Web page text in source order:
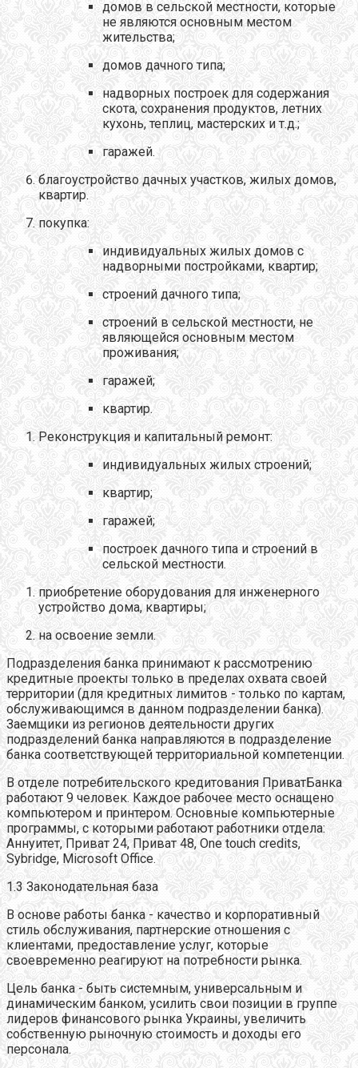
домов в сельской местности, которые
не являются основным местом
жительства;
домов дачного типа;
надворных построек для содержания
скота, сохранения продуктов, летних
кухонь, теплиц, мастерских и т.д.;
гаражей.
благоустройство дачных участков, жилых домов,
квартир.
покупка:
индивидуальных жилых домов с
надворными постройками, квартир;
строений дачного типа;
строений в сельской местности, не
являющейся основным местом
проживания;
гаражей;
квартир.
Реконструкция и капитальный ремонт:
индивидуальных жилых строений;
квартир;
гаражей;
построек дачного типа и строений в
сельской местности.
приобретение оборудования для инженерного
устройство дома, квартиры;
на освоение земли.
Подразделения банка принимают к рассмотрению
кредитные проекты только в пределах охвата своей
территории (для кредитных лимитов - только по картам,
обслуживающимся в данном подразделении банка).
Заемщики из регионов деятельности других
подразделений банка направляются в подразделение
банка соответствующей территориальной компетенции.
В отделе потребительского кредитования ПриватБанка
работают 9 человек. Каждое рабочее место оснащено
компьютером и принтером. Основные компьютерные
программы, с которыми работают работники отдела:
Аннуитет, Приват 24, Приват 48, One touch credits,
Sybridge, Microsoft Office.
1.3 Законодательная база
В основе работы банка - качество и корпоративный
стиль обслуживания, партнерские отношения с
клиентами, предоставление услуг, которые
своевременно реагируют на потребности рынка.
Цель банка - быть системным, универсальным и
динамическим банком, усилить свои позиции в группе
лидеров финансового рынка Украины, увеличить
собственную рыночную стоимость и доходы его
персонала.